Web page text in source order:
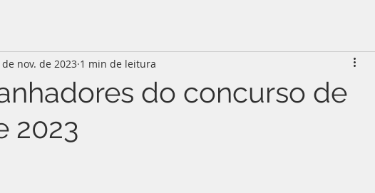
do concurso de
2023
de nov. de 2023 1 min de leitura